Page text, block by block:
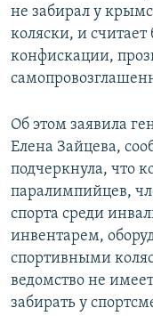
не забирал у
коляски, и
конфискации,
Об этом заявила
Елена Зайцева,
подчеркнула, что
паралимпийцев,
спорта среди
инвентарем,
спортивными
ведомство не
забирать у